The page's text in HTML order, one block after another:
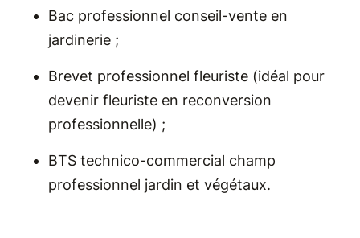
Bac professionnel conseil-vente en
jardinerie ;
Brevet professionnel fleuriste (idéal pour
devenir fleuriste en reconversion
professionnelle) ;
BTS technico-commercial champ
professionnel jardin et végétaux.